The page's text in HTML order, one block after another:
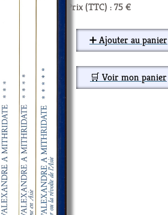
Prix (TTC) : 75 €
➕ Ajouter au panier
🛒 Voir mon panier